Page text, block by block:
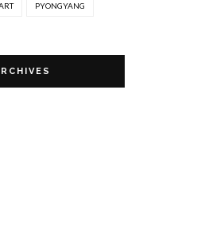
PYONGYANG